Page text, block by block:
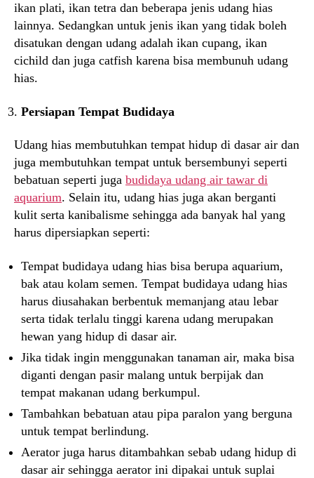
ikan plati, ikan tetra dan beberapa jenis udang hias
lainnya. Sedangkan untuk jenis ikan yang tidak boleh
disatukan dengan udang adalah ikan cupang, ikan
cichild dan juga catfish karena bisa membunuh udang
hias.
Persiapan Tempat Budidaya
Udang hias membutuhkan tempat hidup di dasar air dan
juga membutuhkan tempat untuk bersembunyi seperti
bebatuan seperti juga budidaya udang air tawar di
aquarium. Selain itu, udang hias juga akan berganti
kulit serta kanibalisme sehingga ada banyak hal yang
harus dipersiapkan seperti:
Tempat budidaya udang hias bisa berupa aquarium,
bak atau kolam semen. Tempat budidaya udang hias
harus diusahakan berbentuk memanjang atau lebar
serta tidak terlalu tinggi karena udang merupakan
hewan yang hidup di dasar air.
Jika tidak ingin menggunakan tanaman air, maka bisa
diganti dengan pasir malang untuk berpijak dan
tempat makanan udang berkumpul.
Tambahkan bebatuan atau pipa paralon yang berguna
untuk tempat berlindung.
Aerator juga harus ditambahkan sebab udang hidup di
dasar air sehingga aerator ini dipakai untuk suplai